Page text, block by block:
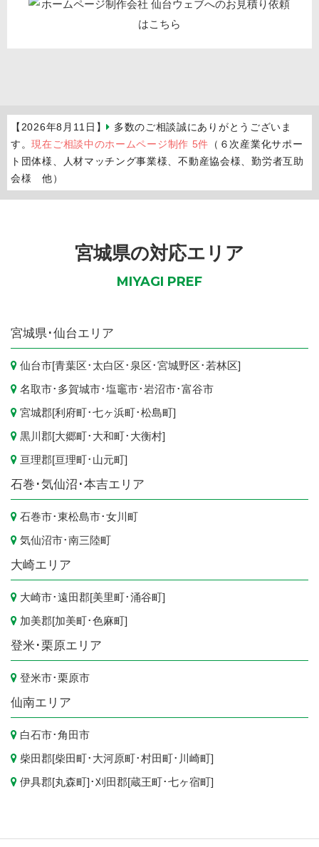
【2026年8月11日】
多数のご相談誠にありがとうございま
す。現在ご相談中のホームページ制作 5件 （６次産業化サポー
ト団体様、人材マッチング事業様、不動産協会様、勤労者互助
会様 他）
宮城県の対応エリア
MIYAGI PREF
宮城県 ･仙台エリア
仙台市[青葉区 ･ 太白区 ･ 泉区 ･宮城野区 ･若林区]
名取市･ 多賀城市･塩竈市･岩沼市･富谷市
宮城郡[利府町･七ヶ浜町･松島町]
黒川郡[大郷町･ 大和町･ 大衡村]
亘理郡[亘理町･ 山元町]
石巻･気仙沼･本吉エリア
石巻市･東松島市･女川町
気仙沼市･南三陸町
大崎エリア
大崎市･遠田郡[美里町･涌谷町]
加美郡[加美町･色麻町]
登米･栗原エリア
登米市･栗原市
仙南エリア
白石市･角田市
柴田郡[柴田町･ 大河原町･村田町･ 川崎町]
伊具郡[丸森町]･刈田郡[蔵王町･七ヶ宿町]